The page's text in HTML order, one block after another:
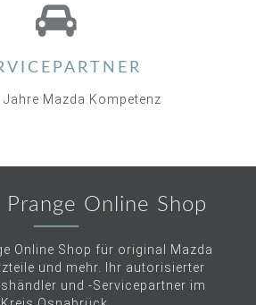
Jahre Mazda Kompetenz
Online Shop
Online Shop für original Mazda
und mehr. Ihr autorisierter
und -Servicepartner im